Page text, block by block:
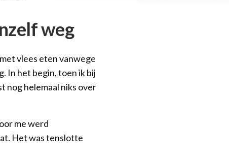
weg
vlees eten vanwege
In het begin, toen ik bij
nog helemaal niks over
me werd
Het was tenslotte